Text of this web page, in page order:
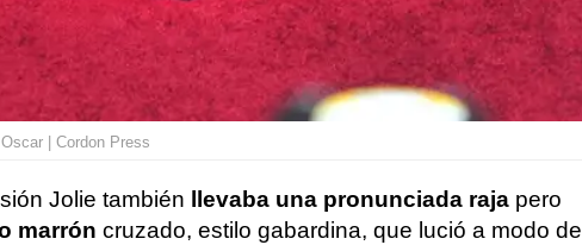
| Cordon Press
Jolie también llevaba una pronunciada raja pero
marrón cruzado, estilo gabardina, que lució a modo de